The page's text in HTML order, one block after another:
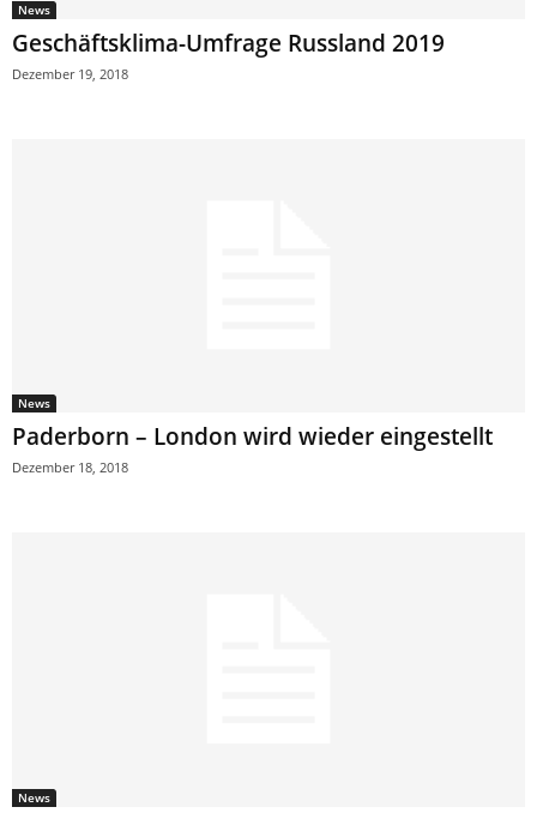
News
Geschäftsklima-Umfrage Russland 2019
Dezember 19, 2018
News
Paderborn – London wird wieder eingestellt
Dezember 18, 2018
News